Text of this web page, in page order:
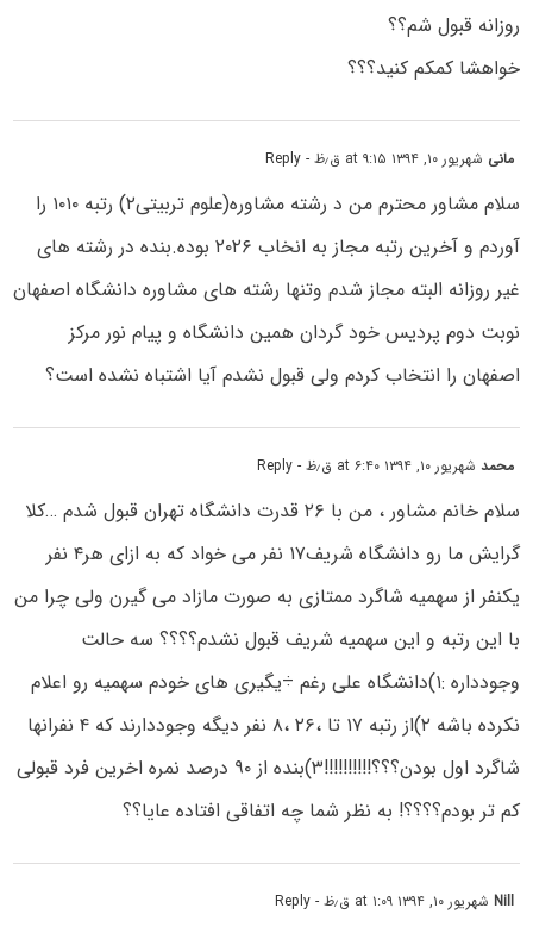
روزانه قبول شم؟؟
خواهشا کمکم کنید؟؟؟
مانی شهریور ۱۰, ۱۳۹۴ at ۹:۱۵ ق٫ظ - Reply
سلام مشاور محترم من د رشته مشاوره(علوم تربیتی۲) رتبه ۱۰۱۰ را
آوردم و آخرین رتبه مجاز به انخاب ۲۰۲۶ بوده.بنده در رشته های
غیر روزانه البته مجاز شدم وتنها رشته های مشاوره دانشگاه اصفهان
نوبت دوم پردیس خود گردان همین دانشگاه و پیام نور مرکز
اصفهان را انتخاب کردم ولی قبول نشدم آیا اشتباه نشده است؟
محمدشهریور ۱۰, ۱۳۹۴ at ۶:۴۰ ق٫ظ - Reply
سلام خانم مشاور ، من با ۲۶ قدرت دانشگاه تهران قبول شدم …کلا
گرایش ما رو دانشگاه شریف۱۷ نفر می خواد که به ازای هر۴ نفر
یکنفر از سهمیه شاگرد ممتازی به صورت مازاد می گیرن ولی چرا من
با این رتبه و این سهمیه شریف قبول نشدم؟؟؟؟ سه حالت
وجودداره :۱)دانشگاه علی رغم ÷یگیری های خودم سهمیه رو اعلام
نکرده باشه ۲)از رتبه ۱۷ تا ،۲۶ ،۸ نفر دیگه وجوددارند که ۴ نفرانها
شاگرد اول بودن؟؟؟!!!!!!!!!!۳)بنده از ۹۰ درصد نمره اخرین فرد قبولی
کم تر بودم؟؟؟؟! به نظر شما چه اتفاقی افتاده عایا؟؟
Nillشهریور ۱۰, ۱۳۹۴ at ۱:۰۹ ق٫ظ - Reply